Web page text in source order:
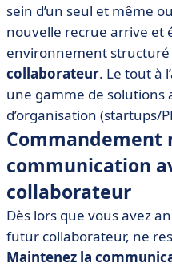
sein d’un seul et même
nouvelle recrue arrive et
environnement
collaborateur. Le tout à
une gamme de solutions
d’organisation (startups/
Commandement
communication
collaborateur
Dès lors que vous avez
futur collaborateur, ne
Maintenez la